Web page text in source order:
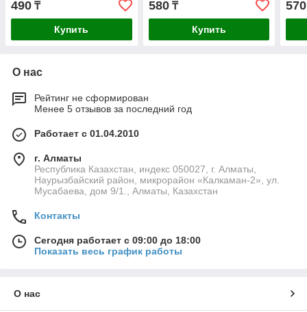
490 ₸
Купить
580₸
Купить
570
О нас
Рейтинг не сформирован
Менее 5 отзывов за последний год
Работает с 01.04.2010
г. Алматы
Республика Казахстан, индекс 050027, г. Алматы,
Наурызбайский район, микрорайон «Калкаман-2», ул.
Мусабаева, дом 9/1., Алматы, Казахстан
Контакты
Сегодня работает с 09:00 до 18:00
Показать весь график работы
О нас